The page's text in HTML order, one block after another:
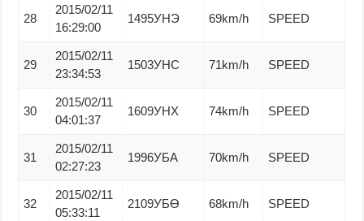
28
2015/02/11
16:29:00
1495УНЭ 69km/h SPEED
29
2015/02/11
23:34:53
1503УНС 71km/h SPEED
30
2015/02/11
04:01:37
1609УНХ 74km/h SPEED
31
2015/02/11
02:27:23
1996УБА 70km/h SPEED
32
2015/02/11
05:33:11
2109УБӨ 68km/h SPEED